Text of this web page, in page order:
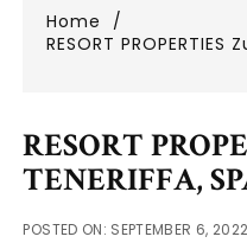
Home
RESORT PROPERTIES
RESORT
TENERIFFA,
POSTED ON: SEPTEMBER 6, 2022